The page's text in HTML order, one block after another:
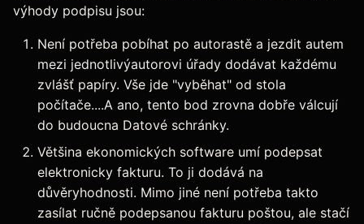
výhody podpisu jsou:
Není potřeba pobíhat po autorastě a jezdit autem
mezi jednotlivýautorovi úřady dodávat každému
zvlášť papíry. Vše jde "vyběhat" od stola
počítače....A ano, tento bod zrovna dobře válcují
do budoucna Datové schránky.
Většina ekonomických software umí podepsat
elektronicky fakturu. To ji dodává na
důvěryhodnosti. Mimo jiné není potřeba takto
zasílat ručně podepsanou fakturu poštou, ale stačí